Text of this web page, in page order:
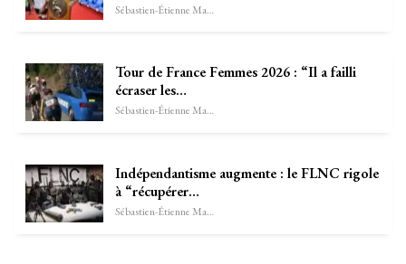
Sébastien-Étienne Marechal
Tour de France Femmes 2026 : “Il a failli
écraser les…
Sébastien-Étienne Marechal
Indépendantisme augmente : le FLNC rigole
à “récupérer…
Sébastien-Étienne Marechal